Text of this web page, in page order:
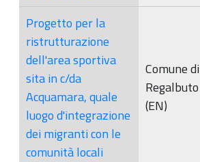
Progetto per la
ristrutturazione
dell'area sportiva
sita in c/da
Acquamara, quale
luogo d'integrazione
dei migranti con le
comunità locali
Comune di
Regalbuto
(EN)